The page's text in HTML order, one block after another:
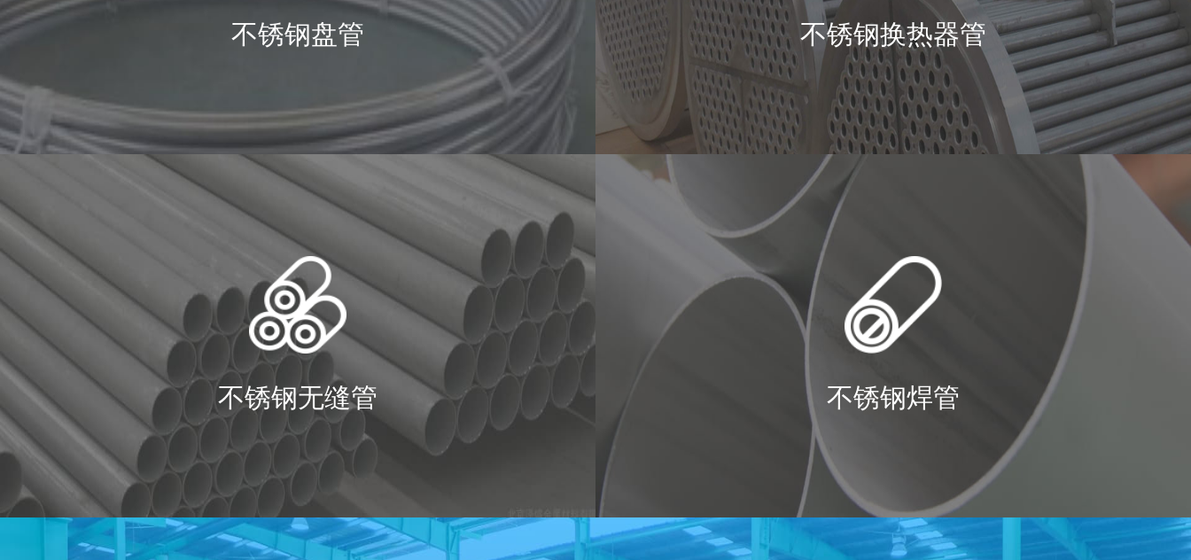
新兴能源
新兴能源又称非常规能源，是指传统能源之外的各种能源形式。指刚开始开发利用或正
在积极研究、有待推广的能源，如太阳能、地热能、风能、海洋能、生物质能和核能
Industry Application
行业应用
不锈钢盘管 不锈钢换热器管
不锈钢无缝管 不锈钢焊管